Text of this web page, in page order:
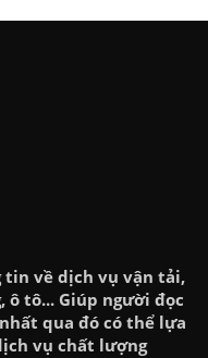
tin về dịch vụ vận tải,
ô tô... Giúp người đọc
qua đó có thể lựa
vụ chất lượng